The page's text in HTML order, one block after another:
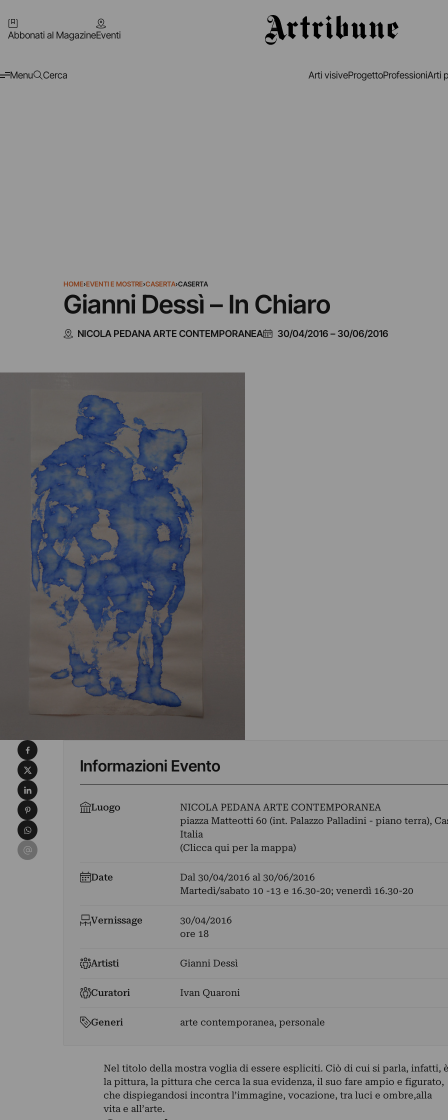
Abbonati al MagazineEventi
Menu Cerca Arti visiveProgettoProfessioniArti
HOME›EVENTI E MOSTRE›CASERTA›CASERTA
Gianni Dessì – In Chiaro
NICOLA PEDANA ARTE CONTEMPORANEA 30/04/2016 – 30/06/2016
Informazioni Evento
Luogo
NICOLA PEDANA ARTE CONTEMPORANEA
piazza Matteotti 60 (int. Palazzo Palladini - piano terra),
Italia
(Clicca qui per la mappa)
Date Dal 30/04/2016 al 30/06/2016
Martedì/sabato 10 -13 e 16.30-20; venerdì 16.30-20
Vernissage
30/04/2016
ore 18
Artisti Gianni Dessì
Curatori Ivan Quaroni
Generi arte contemporanea, personale
Nel titolo della mostra voglia di essere espliciti. Ciò di cui si parla, infatti,
la pittura, la pittura che cerca la sua evidenza, il suo fare ampio e figurato,
che dispiegandosi incontra l’immagine, vocazione, tra luci e ombre,alla
vita e all’arte.
Condividi su Facebook
Condividi su X
Condividi su LinkedIn
Condividi su Pinterest
Condividi su WhatsApp
Condividi su Email